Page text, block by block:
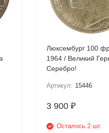
Люксембург 100
1964 / Великий
Серебро!
Артикул: 15446
3 900 ₽
Осталось 2 шт.